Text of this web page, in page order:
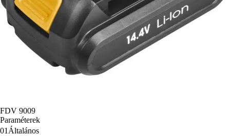
FDV 9009
Paraméterek
01 Általános